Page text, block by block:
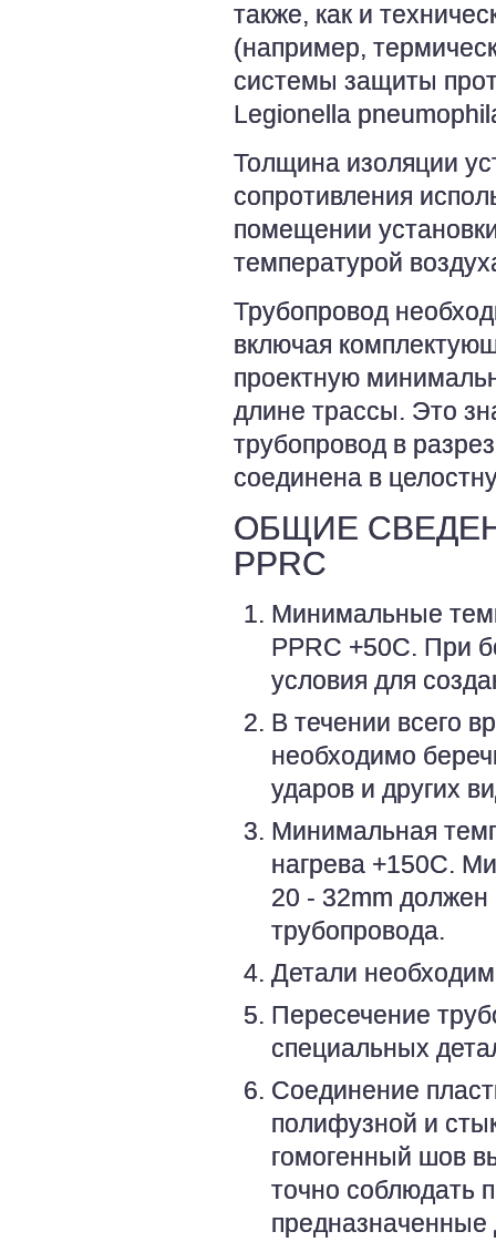
также, как и
(например,
системы защиты
Legionella
Толщина изоляции
сопротивления
помещении
температурой
Трубопровод
включая
проектную
длине трассы. Это
трубопровод в
соединена в
ОБЩИЕ
PPRC
Минимальные
PPRC +50С. При
условия для
В течении всего
необходимо
ударов и других
Минимальная
нагрева +150С.
20 - 32mm должен
трубопровода.
Детали
Пересечение
специальных
Соединение
полифузной и
гомогенный шов
точно соблюдать
предназначенные